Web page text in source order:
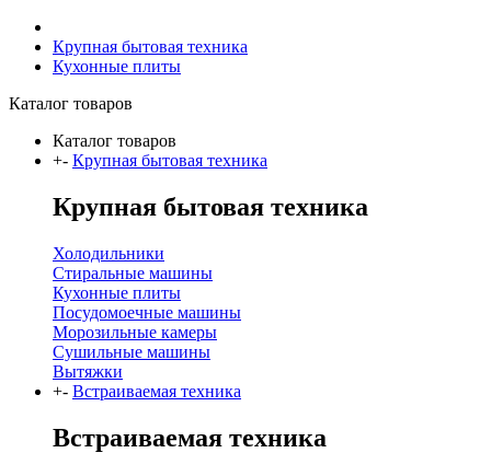
Крупная бытовая техника
Кухонные плиты
Каталог товаров
Каталог товаров
+- Крупная бытовая техника
Крупная бытовая техника
Холодильники
Стиральные машины
Кухонные плиты
Посудомоечные машины
Морозильные камеры
Сушильные машины
Вытяжки
+- Встраиваемая техника
Встраиваемая техника